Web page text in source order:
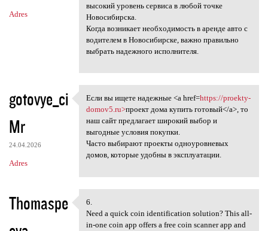
Adres
высокий уровень сервиса в любой точке
Новосибирска.
Когда возникает необходимость в аренде авто с
водителем в Новосибирске, важно правильно
выбрать надежного исполнителя.
gotovye_ci
Mr
24.04.2026
Adres
Если вы ищете надежные <a
Если вы ищете надежные <a href=https://proekty-
domov5.ru>проект дома купить готовый</a>, то
наш сайт предлагает широкий выбор и
выгодные условия покупки.
Часто выбирают проекты одноуровневых
домов, которые удобны в эксплуатации.
Thomaspe
6.
6.
Need a quick coin identification solution? This all-
in-one coin app offers a free coin scanner app and